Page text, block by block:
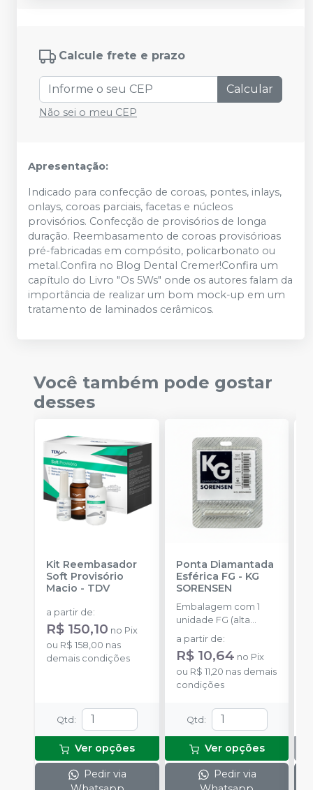
Calcule frete e prazo
Calcular
Não sei o meu CEP
Apresentação:
Indicado para confecção de coroas, pontes, inlays,
onlays, coroas parciais, facetas e núcleos
provisórios. Confecção de provisórios de longa
duração. Reembasamento de coroas provisórioas
pré-fabricadas em compósito, policarbonato ou
metal.Confira no Blog Dental Cremer!Confira um
capítulo do Livro "Os 5Ws" onde os autores falam da
importância de realizar um bom mock-up em um
tratamento de laminados cerâmicos.
Você também pode gostar
desses
Kit Reembasador
Soft Provisório
Macio - TDV
a partir de:
R$ 150,10 no Pix
ou R$ 158,00 nas
demais condições
Qtd :
Ver opções
Pedir via
Ponta Diamantada
Esférica FG - KG
SORENSEN
Embalagem com 1
unidade FG (alta
rotação).
a partir de:
R$ 10,64 no Pix
ou R$ 11,20 nas demais
condições
Qtd :
Ver opções
Pedir via